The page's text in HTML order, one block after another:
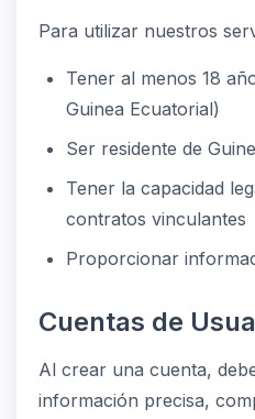
Para utilizar nuestros
Tener al menos 18
Guinea Ecuatorial)
Ser residente de
Tener la capacidad
contratos vinculantes
Proporcionar
Cuentas de
Al crear una cuenta,
información precisa,